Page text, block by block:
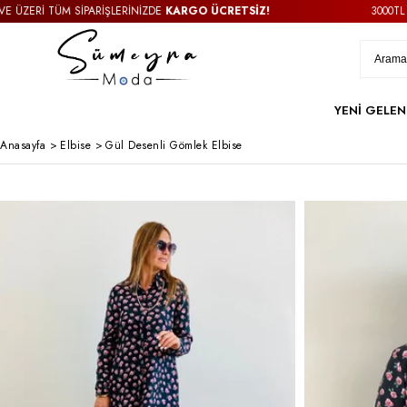
TÜM SİPARİŞLERİNİZDEKARGO ÜCRETSİZ! 3000TL VE
YENİ
Anasayfa > Elbise > Gül Desenli Gömlek Elbise